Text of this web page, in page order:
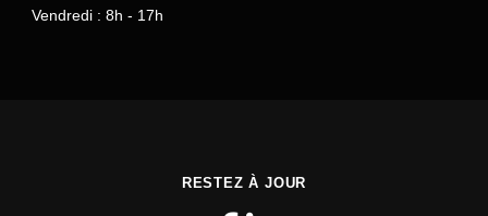
Vendredi : 8h - 17h
RESTEZ À JOUR